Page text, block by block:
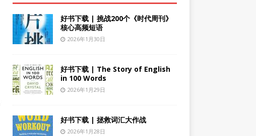
好书下载 | 挑战200个《时代周刊》
核心高频短语
2026年1月30日
好书下载 | The Story of English
in 100 Words
2026年1月29日
好书下载 | 拯救词汇大作战
2026年1月28日